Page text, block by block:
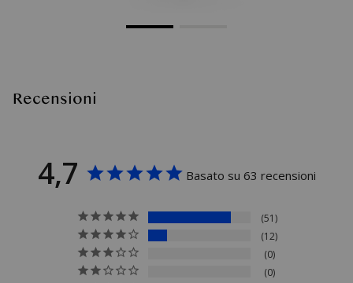
Recensioni
4,7 Basato su 63 recensioni
51
12
0
0